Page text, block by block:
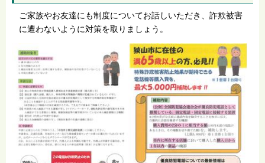
ご家族やお友達にも制度についてお話しいただき、詐欺被害
に遭わないように対策を取りましょう。